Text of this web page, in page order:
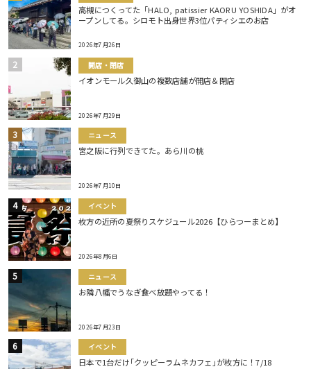
高槻につくってた「HALO, patissier KAORU YOSHIDA」がオ
ープンしてる。シロモト出身世界3位パティシエのお店
2026年7月26日
開店・閉店
イオンモール久御山の複数店舗が開店＆閉店
2026年7月29日
ニュース
宮之阪に行列できてた。あら川の桃
2026年7月10日
イベント
枚方の近所の夏祭りスケジュール2026【ひらつーまとめ】
2026年8月6日
ニュース
お隣八幡でうなぎ食べ放題やってる！
2026年7月23日
イベント
日本で1台だけ｢クッピーラムネカフェ｣が枚方に！7/18